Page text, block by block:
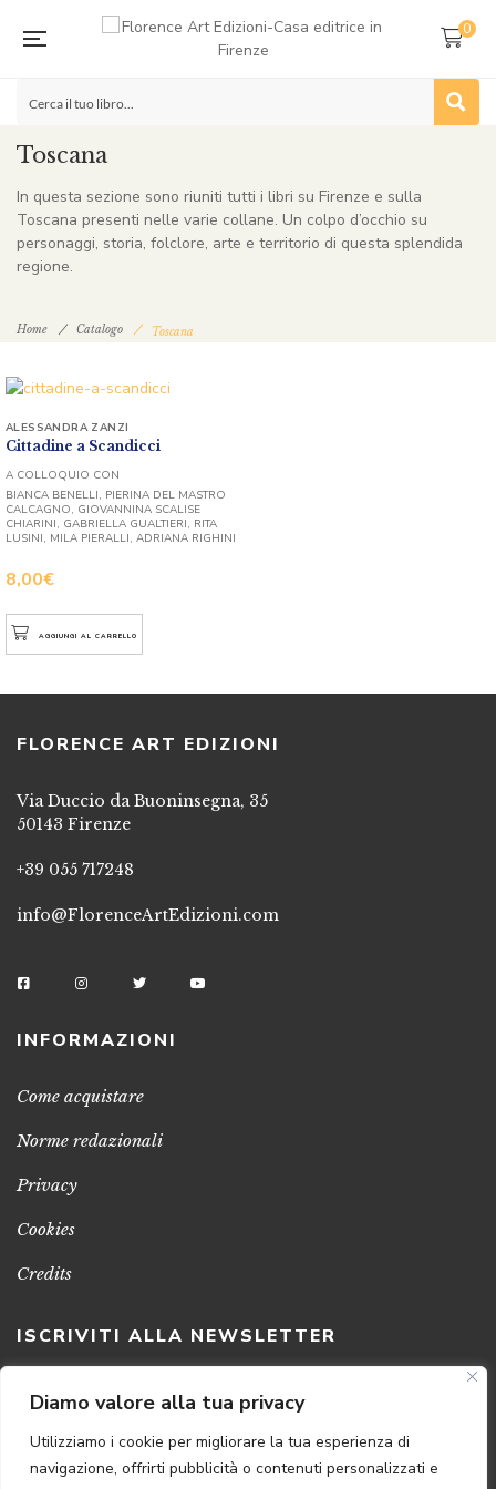
Diamo valore alla tua privacy
Utilizziamo i cookie per migliorare la tua esperienza di
navigazione, offrirti pubblicità o contenuti personalizzati e
0
Toscana
In questa sezione sono riuniti tutti i libri su Firenze e sulla
Toscana presenti nelle varie collane. Un colpo d’occhio su
personaggi, storia, folclore, arte e territorio di questa splendida
regione.
Home Catalogo Toscana
Cittadine a Scandicci
8,00€
ALESSANDRA ZANZI
A COLLOQUIO CON
BIANCA BENELLI, PIERINA DEL MASTRO
CALCAGNO, GIOVANNINA SCALISE
CHIARINI, GABRIELLA GUALTIERI, RITA
LUSINI, MILA PIERALLI, ADRIANA RIGHINI
AGGIUNGI AL CARRELLO
FLORENCE ART EDIZIONI
Via Duccio da Buoninsegna, 35
50143 Firenze
+39 055 717248
info@FlorenceArtEdizioni.com
INFORMAZIONI
Come acquistare
Norme redazionali
Privacy
Cookies
Credits
ISCRIVITI ALLA NEWSLETTER
Clicca sul pulsante per ricevere le nostre ultime novità,
notizie e promozioni